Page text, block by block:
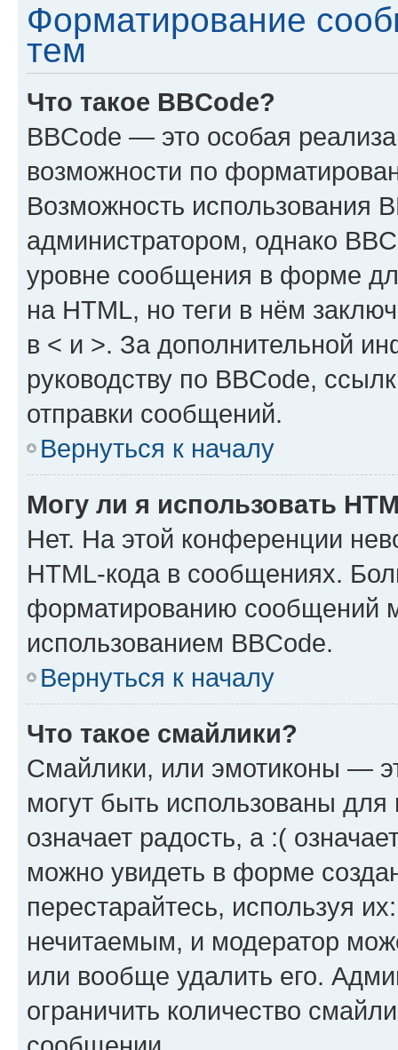
Форматирование
тем
Что такое BBCode?
BBCode — это особая
возможности по
Возможность использования
администратором, однако
уровне сообщения в форме
на HTML, но теги в нём
в < и >. За дополнительной
руководству по BBCode,
отправки сообщений.
Вернуться к началу
Могу ли я использовать
Нет. На этой конференции
HTML-кода в сообщениях.
форматированию сообщений
использованием BBCode.
Вернуться к началу
Что такое смайлики?
Смайлики, или эмотиконы —
могут быть использованы
означает радость, а :(
можно увидеть в форме
перестарайтесь, используя
нечитаемым, и модератор
или вообще удалить его.
ограничить количество